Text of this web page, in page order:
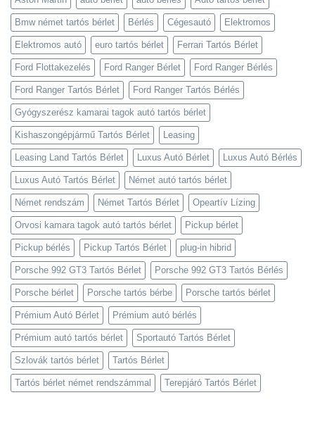
Bmw német tartós bérlet Bérlés Cégesautó Elektromos
Elektromos autó euro tartós bérlet Ferrari Tartós Bérlet
Ford Flottakezelés Ford Ranger Bérlet Ford Ranger Bérlés
Ford Ranger Tartós Bérlet Ford Ranger Tartós Bérlés
Gyógyszerész kamarai tagok autó tartós bérlet
Kishaszongépjármű Tartós Bérlet Leasing
Leasing Land Tartós Bérlet Luxus Autó Bérlet Luxus Autó Bérlés
Luxus Autó Tartós Bérlet Német autó tartós bérlet
Német rendszám Német Tartós Bérlet Opeartív Lízing
Orvosi kamara tagok autó tartós bérlet Pickup bérlet
Pickup bérlés Pickup Tartós Bérlet plug-in hibrid
Porsche 992 GT3 Tartós Bérlet Porsche 992 GT3 Tartós Bérlés
Porsche bérlet Porsche tartós bérbe Porsche tartós bérlet
Prémium Autó Bérlet Prémium autó bérlés
Prémium autó tartós bérlet Sportautó Tartós Bérlet
Szlovák tartós bérlet Tartós Bérlet
Tartós bérlet német rendszámmal Terepjáró Tartós Bérlet